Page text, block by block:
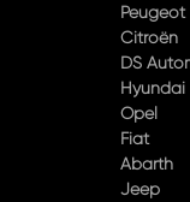
Peugeot
Citroën
DS
Hyundai
Opel
Fiat
Abarth
Jeep